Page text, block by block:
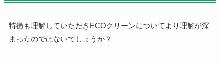
特徴も理解していただき ECOクリーンについてより理解が深
まったのではないでしょうか？